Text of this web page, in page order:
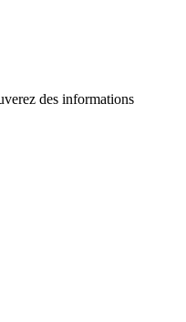
des informations